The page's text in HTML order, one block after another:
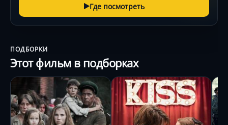
Где посмотреть
ПОДБОРКИ
Этот фильм в подборках